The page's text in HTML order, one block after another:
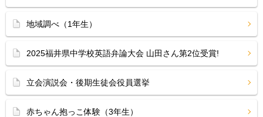
地域調べ（1年生）
2025福井県中学校英語弁論大会 山田さん第2位受賞!
立会演説会・後期生徒会役員選挙
赤ちゃん抱っこ体験（3年生）